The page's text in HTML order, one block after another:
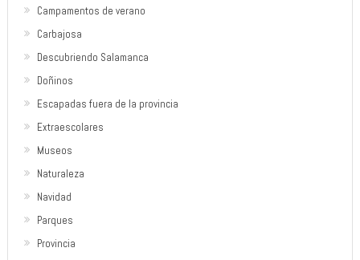
Campamentos de verano
Carbajosa
Descubriendo Salamanca
Doñinos
Escapadas fuera de la provincia
Extraescolares
Museos
Naturaleza
Navidad
Parques
Provincia